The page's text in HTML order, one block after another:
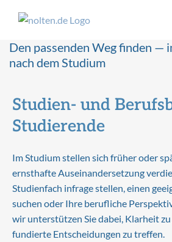
springen
Inhalt
Den passenden Weg finden —
nach dem Studium
Studien- und
Studierende
Im Studium stellen sich früher oder
ernsthafte Auseinandersetzung
Studienfach infrage stellen, einen
suchen oder Ihre berufliche
wir unterstützen Sie dabei, Klarheit
fundierte Entscheidungen zu treffen.